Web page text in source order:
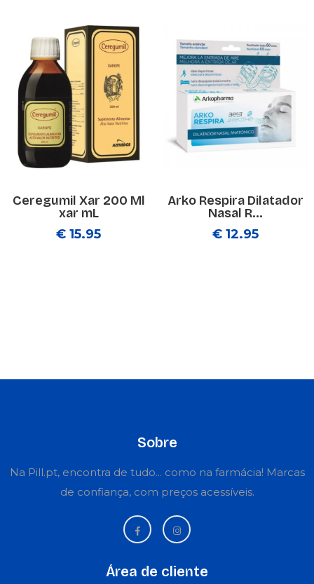
Ceregumil Xar 200 Ml
xar mL
€ 15.95
Arko Respira Dilatador
Nasal R...
€ 12.95
Sobre
Na Pill.pt, encontra de tudo... como na farmácia! Marcas
de confiança, com preços acessíveis.
Área de cliente